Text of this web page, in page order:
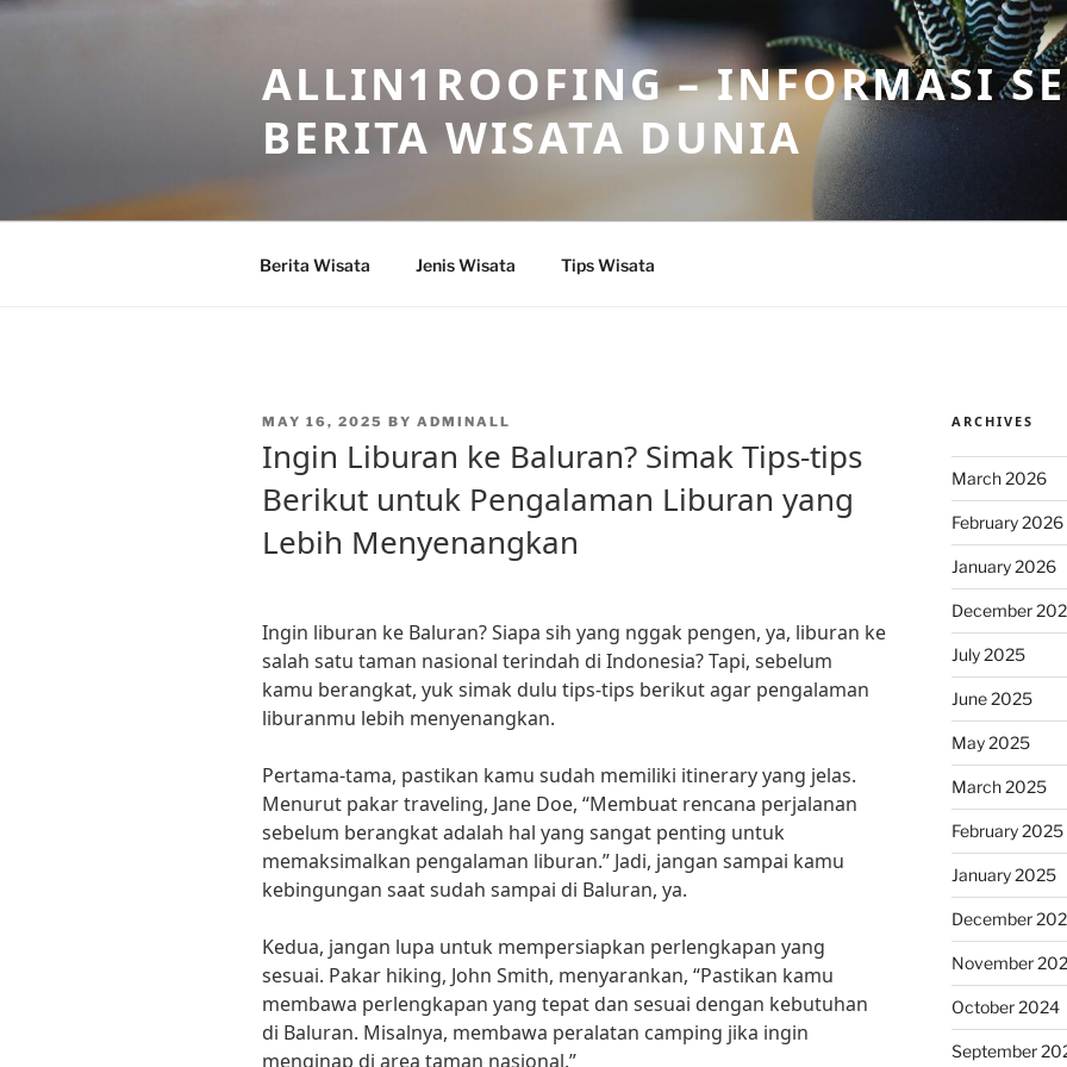
Skip
ALLIN1ROOFING – INFORMASI
BERITA WISATA DUNIA
Berita Wisata Jenis Wisata Tips Wisata
POSTED
MAY 16, 2025 BY ADMINALL
Ingin Liburan ke Baluran? Simak Tips-tips
Berikut untuk Pengalaman Liburan yang
Lebih Menyenangkan
Ingin liburan ke Baluran? Siapa sih yang nggak pengen, ya, liburan ke
salah satu taman nasional terindah di Indonesia? Tapi, sebelum
kamu berangkat, yuk simak dulu tips-tips berikut agar pengalaman
liburanmu lebih menyenangkan.
Pertama-tama, pastikan kamu sudah memiliki itinerary yang jelas.
Menurut pakar traveling, Jane Doe, “Membuat rencana perjalanan
sebelum berangkat adalah hal yang sangat penting untuk
memaksimalkan pengalaman liburan.” Jadi, jangan sampai kamu
kebingungan saat sudah sampai di Baluran, ya.
Kedua, jangan lupa untuk mempersiapkan perlengkapan yang
sesuai. Pakar hiking, John Smith, menyarankan, “Pastikan kamu
membawa perlengkapan yang tepat dan sesuai dengan kebutuhan
di Baluran. Misalnya, membawa peralatan camping jika ingin
menginap di area taman nasional.”
ARCHIVES
March 2026
February 2026
January 2026
December
July 2025
June 2025
May 2025
March 2025
February 2025
January 2025
December
November
October 2024
September